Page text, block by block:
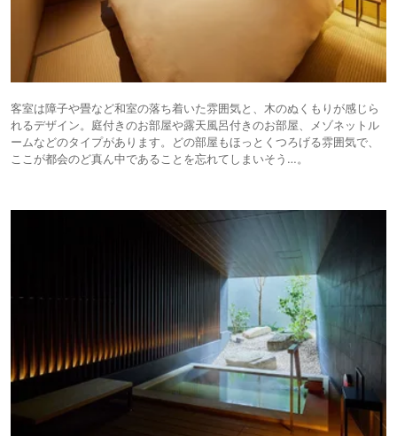
客室は障子や畳など和室の落ち着いた雰囲気と、木のぬくもりが感じら
れるデザイン。庭付きのお部屋や露天風呂付きのお部屋、メゾネットル
ームなどのタイプがあります。どの部屋もほっとくつろげる雰囲気で、
ここが都会のど真ん中であることを忘れてしまいそう…。